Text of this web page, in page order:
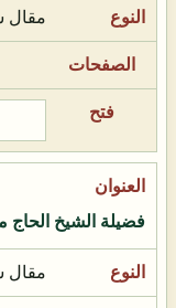
مقال
فضيلة الشيخ
مقال